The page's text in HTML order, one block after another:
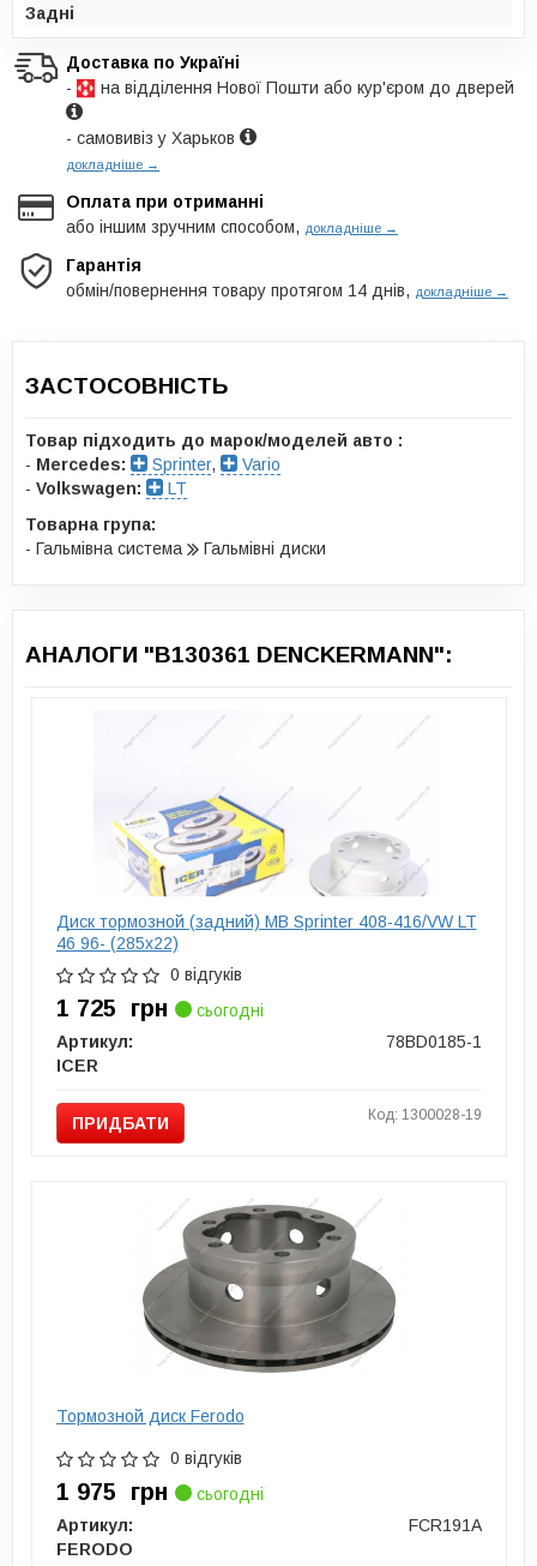
Задні
Доставка по Україні
-
на відділення Нової Пошти або кур'єром до дверей
- самовивіз у Харьков
докладніше →
Оплата при отриманні
або іншим зручним способом, докладніше →
Гарантія
обмін/повернення товару протягом 14 днів, докладніше →
ЗАСТОСОВНІСТЬ
Товар підходить до марок/моделей авто :
- Mercedes: Sprinter,
Vario
- Volkswagen:
LT
Товарна група:
- Гальмівна система
Гальмівні диски
АНАЛОГИ "B130361 DENCKERMANN":
Диск тормозной (задний) MB Sprinter 408-416/VW LT
46 96- (285x22)
0 відгуків
1 725 грн
сьогодні
Артикул:
78BD0185-1
ICER
ПРИДБАТИ Код: 1300028-19
Тормозной диск Ferodo
0 відгуків
1 975 грн
сьогодні
Артикул:
FCR191A
FERODO